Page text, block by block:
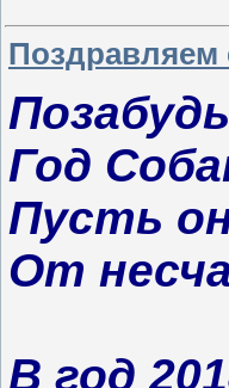
Год
Пусть
От
В год